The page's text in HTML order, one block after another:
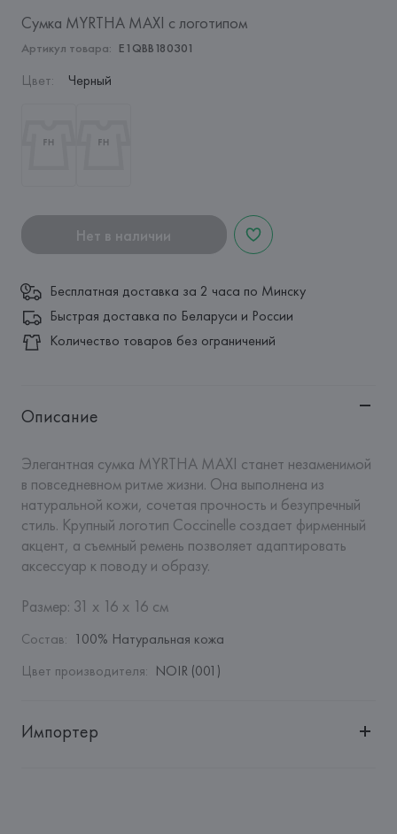
Сумка MYRTHA MAXI с логотипом
Артикул товара: E1QBB180301
Цвет: Черный
Нет в наличии
Бесплатная доставка за 2 часа по Минску
Быстрая доставка по Беларуси и России
Количество товаров без ограничений
Описание
Элегантная сумка MYRTHA MAXI станет незаменимой
в повседневном ритме жизни. Она выполнена из
натуральной кожи, сочетая прочность и безупречный
стиль. Крупный логотип Coccinelle создает фирменный
акцент, а съемный ремень позволяет адаптировать
аксессуар к поводу и образу.
Размер: 31 x 16 x 16 см
Состав: 100% Натуральная кожа
Цвет производителя: NOIR (001)
Импортер